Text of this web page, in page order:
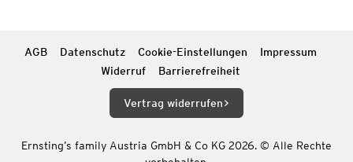
AGB Datenschutz Cookie-Einstellungen
Impressum
Widerruf
Barrierefreiheit
Vertrag widerrufen
Ernsting’s family Austria GmbH & Co KG 2026. © Alle Rechte